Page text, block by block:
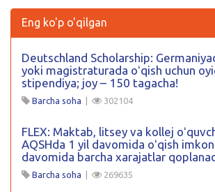
Eng ko'p o'qilgan
Deutschland Scholarship:
yoki magistraturada oʻqish uchun
stipendiya; joy – 150 tagacha!
Barcha soha | 302104
FLEX: Maktab, litsey va kollej
AQSHda 1 yil davomida oʻqish
davomida barcha xarajatlar
Barcha soha | 269635